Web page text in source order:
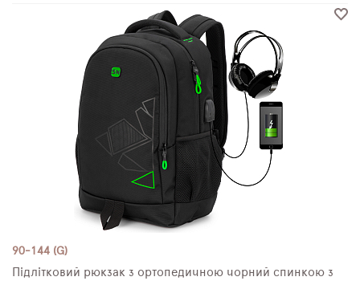
90-144 (G)
Підлітковий рюкзак з ортопедичною чорний спинкою з